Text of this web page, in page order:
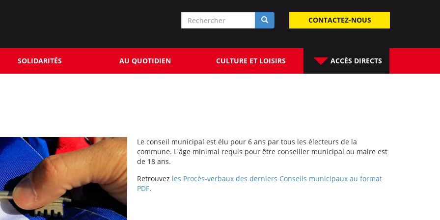
CONTACTEZ-NOUS
Formulaire
recherche
SOLIDARITÉS AU QUOTIDIEN CULTURE ET LOISIRS ACCÈS DIRECTS
Le conseil municipal est élu pour 6 ans par tous les électeurs de la
commune. L'âge minimal requis pour être conseiller municipal ou maire est
de 18 ans.
Retrouvez les Procès-verbaux des derniers Conseils municipaux au format
PDF.